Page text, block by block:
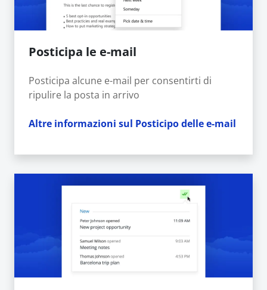
Posticipa le e-mail
Posticipa alcune e-mail per consentirti di
ripulire la posta in arrivo
Altre informazioni sul Posticipo delle e-mail